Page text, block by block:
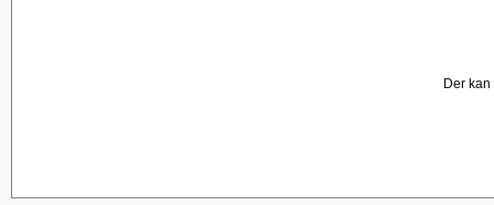
Der